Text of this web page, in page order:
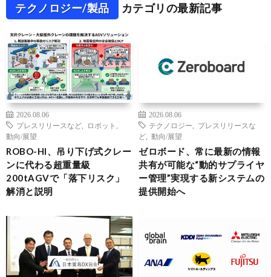
テクノロジー/製品 カテゴリの最新記事
2026.08.06
プレスリリースなど
ロボット
動向/展望
ROBO-HI、吊り下げ式クレー
ンに代わる超重量級
200tAGVで「落下リスク」
解消と説明
2026.08.06
テクノロジー
プレスリリースな
ど
動向/展望
ゼロボード、常に最新の情報
共有が可能な“動的サプライヤ
ー管理”実現する新システムの
提供開始へ